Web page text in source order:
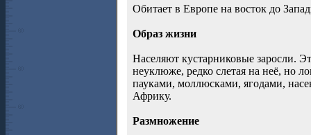
Обитает в Европе на восток до
Образ жизни
Населяют кустарниковые заросли.
неуклюже, редко слетая на неё, но
пауками, моллюсками, ягодами,
Африку.
Размножение